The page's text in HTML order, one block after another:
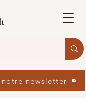
notre newsletter